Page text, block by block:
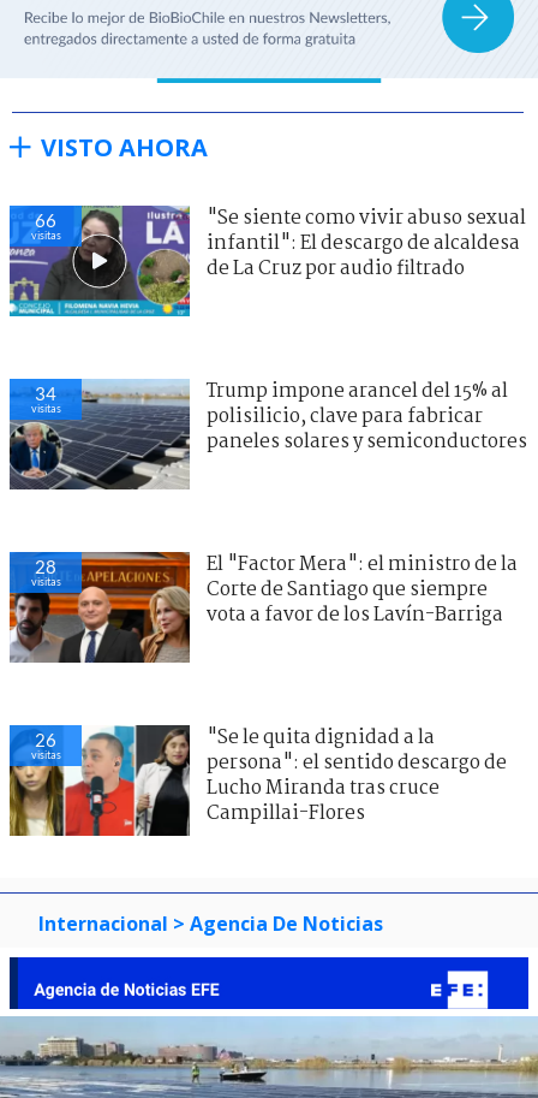
VISTO AHORA
66
visitas
"Se siente como vivir abuso sexual
infantil": El descargo de alcaldesa
de La Cruz por audio filtrado
34
visitas
Trump impone arancel del 15% al
polisilicio, clave para fabricar
paneles solares y semiconductores
28
visitas
El "Factor Mera": el ministro de la
Corte de Santiago que siempre
vota a favor de los Lavín-Barriga
26
visitas
"Se le quita dignidad a la
persona": el sentido descargo de
Lucho Miranda tras cruce
Campillai-Flores
Internacional > Agencia De Noticias